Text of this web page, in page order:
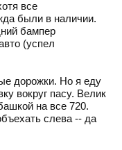
все
были в наличии.
бампер
(успел
дорожки. Но я еду
вокруг пасу. Велик
на все 720.
слева -- да